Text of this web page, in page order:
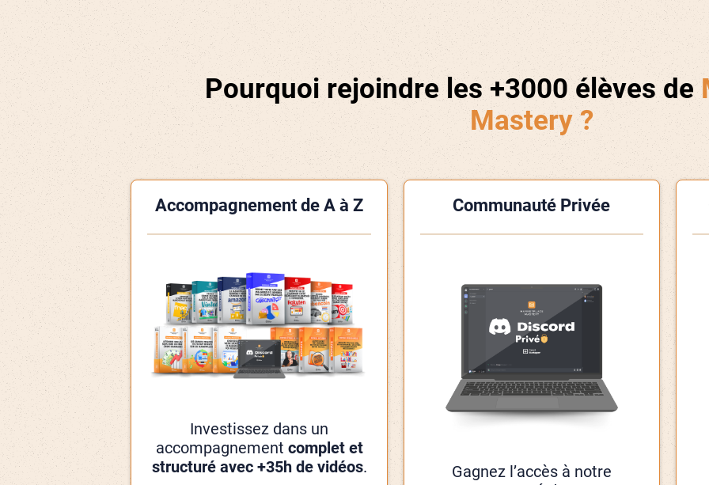
Pourquoi rejoindre les +3000 élèves de
Mastery ?
Accompagnement de A à Z
Investissez dans un
accompagnement complet et
structuré avec +35h de vidéos.
Communauté Privée
Gagnez l’accès à notre